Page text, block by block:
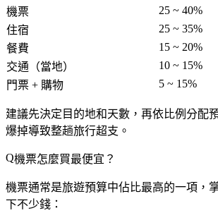
機票
25 ~ 40%
住宿
25 ~ 35%
餐費
15 ~ 20%
交通（當地）
10 ~ 15%
門票 + 購物
5 ~ 15%
建議先決定目的地和天數，再依比例分配
爆掉導致整趟旅行超支。
機票怎麼買最便宜？
機票通常是旅遊預算中佔比最高的一項，
下不少錢：